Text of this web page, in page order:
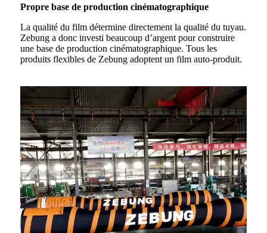
Propre base de production cinématographique
La qualité du film détermine directement la qualité du tuyau.
Zebung a donc investi beaucoup d’argent pour construire
une base de production cinématographique. Tous les
produits flexibles de Zebung adoptent un film auto-produit.